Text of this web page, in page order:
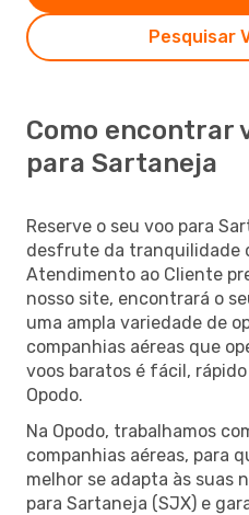
Pesquisar
Como encontrar
para Sartaneja
Reserve o seu voo para
desfrute da tranquilidade
Atendimento ao Cliente
nosso site, encontrará o
uma ampla variedade de
companhias aéreas que
voos baratos é fácil,
Opodo.
Na Opodo, trabalhamos
companhias aéreas, para
melhor se adapta às suas
para Sartaneja (SJX) e